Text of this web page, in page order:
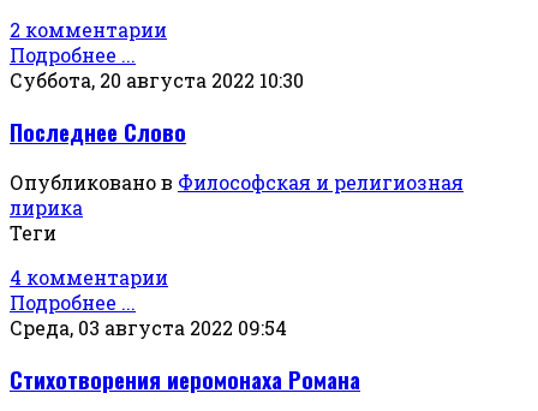
2 комментарии
Подробнее ...
Суббота, 20 августа 2022 10:30
Последнее Слово
Опубликовано в Философская и религиозная
лирика
Теги
4 комментарии
Подробнее ...
Среда, 03 августа 2022 09:54
Стихотворения иеромонаха Романа